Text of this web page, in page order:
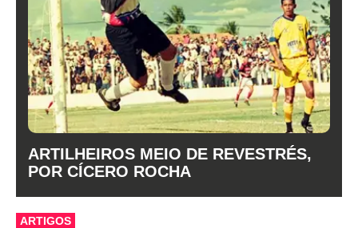
ARTILHEIROS MEIO DE REVESTRÉS,
POR CÍCERO ROCHA
ARTIGOS